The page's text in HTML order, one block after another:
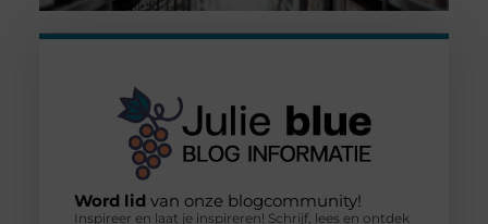
Word lid van onze blogcommunity!
Inspireer en laat je inspireren! Schrijf, lees en ontdek